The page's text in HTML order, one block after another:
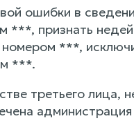
ошибки в
***, признать
***,
***.
третьего лица,